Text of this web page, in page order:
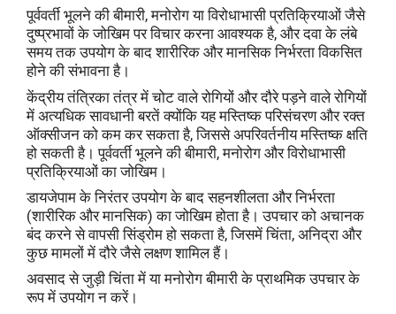
पूर्ववर्ती भूलने की बीमारी, मनोरोग या विरोधाभासी प्रतिक्रियाओं जैसे
दुष्प्रभावों के जोखिम पर विचार करना आवश्यक है, और दवा के लंबे
समय तक उपयोग के बाद शारीरिक और मानसिक निर्भरता विकसित
होने की संभावना है।
केंद्रीय तंत्रिका तंत्र में चोट वाले रोगियों और दौरे पड़ने वाले रोगियों
में अत्यधिक सावधानी बरतें क्योंकि यह मस्तिष्क परिसंचरण और रक्त
ऑक्सीजन को कम कर सकता है, जिससे अपरिवर्तनीय मस्तिष्क क्षति
हो सकती है। पूर्ववर्ती भूलने की बीमारी, मनोरोग और विरोधाभासी
प्रतिक्रियाओं का जोखिम।
डायजेपाम के निरंतर उपयोग के बाद सहनशीलता और निर्भरता
(शारीरिक और मानसिक) का जोखिम होता है। उपचार को अचानक
बंद करने से वापसी सिंड्रोम हो सकता है, जिसमें चिंता, अनिद्रा और
कुछ मामलों में दौरे जैसे लक्षण शामिल हैं।
अवसाद से जुड़ी चिंता में या मनोरोग बीमारी के प्राथमिक उपचार के
रूप में उपयोग न करें।